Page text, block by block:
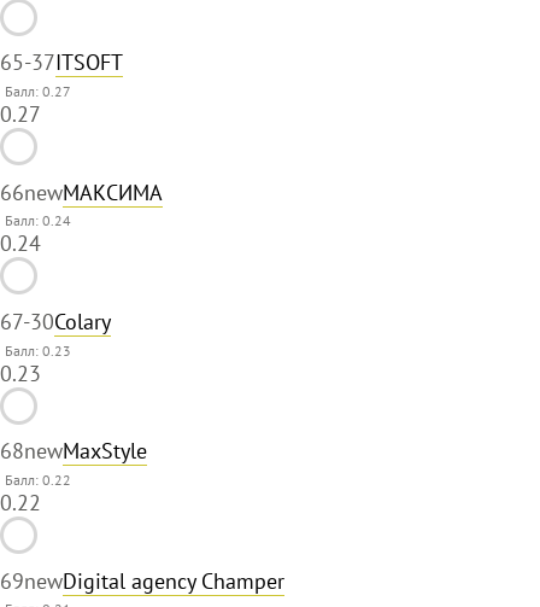
65-37ITSOFT
Балл: 0.27
0.27
66newМАКСИМА
Балл: 0.24
0.24
67-30Colary
Балл: 0.23
0.23
68newMaxStyle
Балл: 0.22
0.22
69newDigital agency Champer